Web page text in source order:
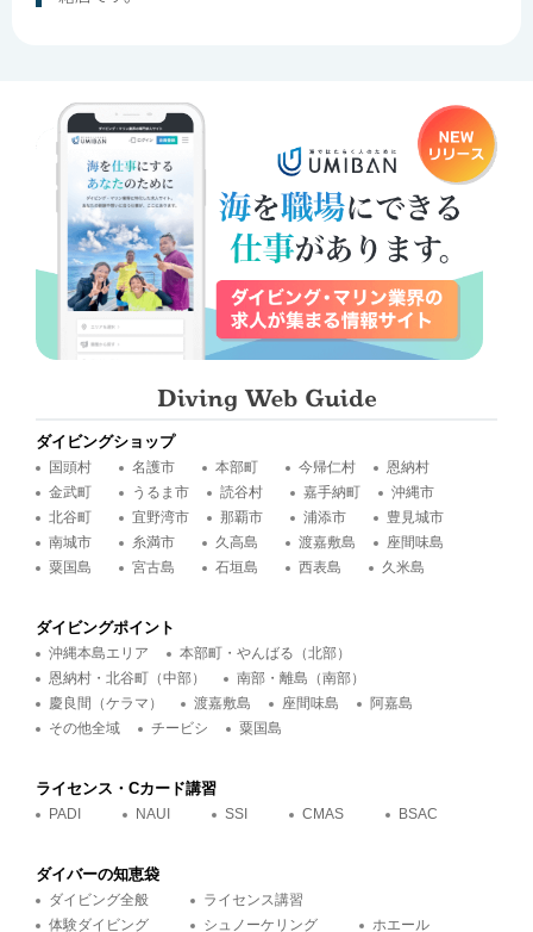
ダイビングショップ
国頭村 名護市 本部町 今帰仁村
恩納村
金武町
うるま市 読谷村 嘉手納町
沖縄市
北谷町
宜野湾市 那覇市 浦添市
豊見城市
南城市
糸満市 久高島 渡嘉敷島
座間味島
粟国島
宮古島 石垣島 西表島 久米島
ダイビングポイント
沖縄本島エリア
本部町・やんばる（北部）
恩納村・北谷町（中部）
南部・離島（南部）
慶良間（ケラマ）
渡嘉敷島 座間味島
阿嘉島
その他全域
チービシ 粟国島
ライセンス・Cカード講習
PADI NAUI SSI CMAS BSAC
ダイバーの知恵袋
ダイビング全般
ライセンス講習
体験ダイビング
シュノーケリング ホエール